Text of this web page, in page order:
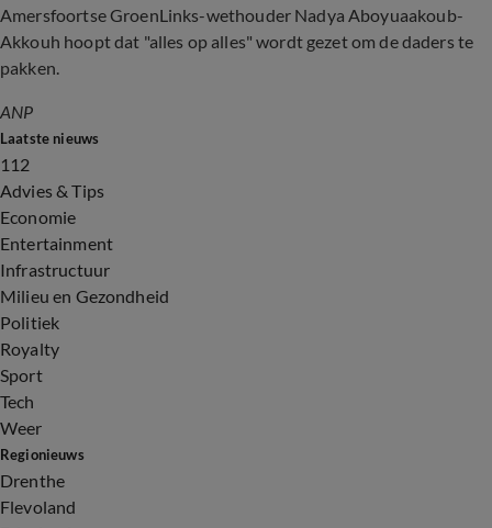
Amersfoortse GroenLinks-wethouder Nadya Aboyuaakoub-
Akkouh hoopt dat "alles op alles" wordt gezet om de daders te
pakken.
ANP
Laatste nieuws
112
Advies & Tips
Economie
Entertainment
Infrastructuur
Milieu en Gezondheid
Politiek
Royalty
Sport
Tech
Weer
Regionieuws
Drenthe
Flevoland